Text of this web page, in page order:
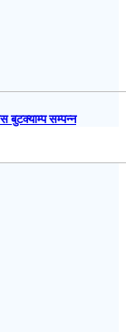
बुटक्याम्प सम्पन्न